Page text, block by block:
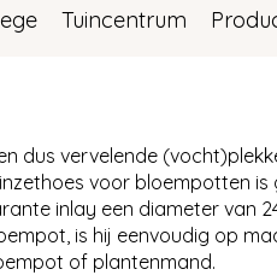
Tuincentrum
dus vervelende
voor bloempotten
inlay een diameter van
is hij eenvoudig op
of plantenmand.